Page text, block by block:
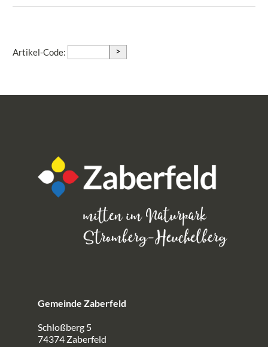
Artikel-Code: >
Gemeinde Zaberfeld
Schloßberg 5
74374 Zaberfeld